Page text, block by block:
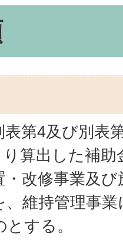
第4及び別表
算出した補
・改修事業及
、維持管理事
する。